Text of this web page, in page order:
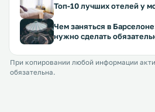
Топ-10 лучших отелей у
Чем заняться в
нужно сделать
При копировании любой информации
обязательна.